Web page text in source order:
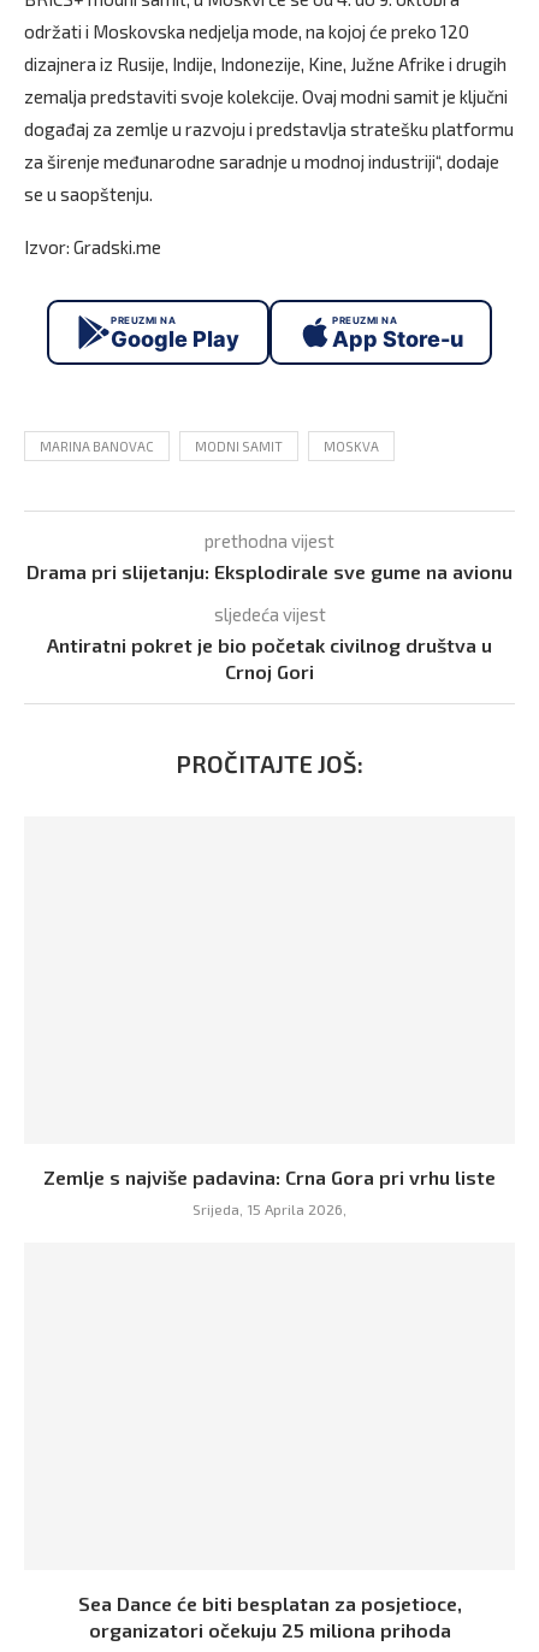
održati i Moskovska nedjelja mode, na kojoj će preko 120
dizajnera iz Rusije, Indije, Indonezije, Kine, Južne Afrike i drugih
zemalja predstaviti svoje kolekcije. Ovaj modni samit je ključni
događaj za zemlje u razvoju i predstavlja stratešku platformu
za širenje međunarodne saradnje u modnoj industriji“, dodaje
se u saopštenju.
Izvor: Gradski.me
PREUZMI NA
Google Play
PREUZMI NA
App Store-u
MARINA BANOVAC MODNI SAMIT MOSKVA
prethodna vijest
Drama pri slijetanju: Eksplodirale sve gume na avionu
sljedeća vijest
Antiratni pokret je bio početak civilnog društva u
Crnoj Gori
PROČITAJTE JOŠ:
Zemlje s najviše padavina: Crna Gora pri vrhu liste
Srijeda, 15 Aprila 2026,
Sea Dance će biti besplatan za posjetioce,
organizatori očekuju 25 miliona prihoda